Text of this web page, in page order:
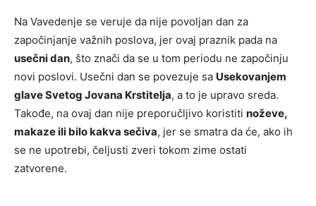
Na Vavedenje se veruje da nije povoljan dan za
započinjanje važnih poslova, jer ovaj praznik pada na
usečni dan, što znači da se u tom periodu ne započinju
novi poslovi. Usečni dan se povezuje sa Usekovanjem
glave Svetog Jovana Krstitelja, a to je upravo sreda.
Takođe, na ovaj dan nije preporučljivo koristiti noževe,
makaze ili bilo kakva sečiva, jer se smatra da će, ako ih
se ne upotrebi, čeljusti zveri tokom zime ostati
zatvorene.